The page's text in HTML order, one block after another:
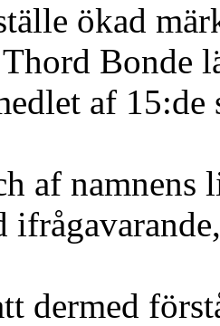
ökad
Bonde
af
af namnens
dermed